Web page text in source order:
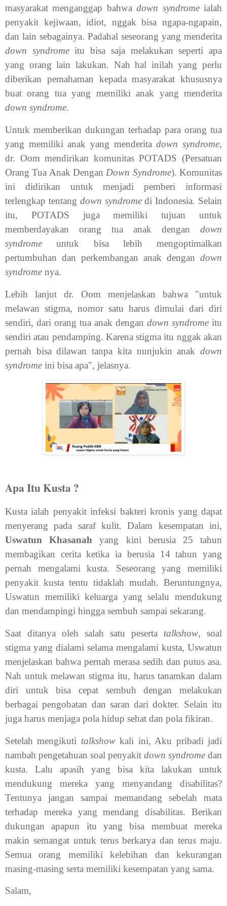
masyarakat menganggap bahwadown syndromeialah
penyakit kejiwaan, idiot, nggak bisa ngapa-ngapain,
dan lain sebagainya. Padahal seseorang yang menderita
down syndromeitu bisa saja melakukan seperti apa
yang orang lain lakukan. Nah hal inilah yang perlu
diberikan pemahaman kepada masyarakat khususnya
buat orang tua yang memiliki anak yang menderita
down syndrome.
Untuk memberikan dukungan terhadap para orang tua
yang memiliki anak yang menderitadown syndrome,
dr. Oom mendirikan komunitas POTADS (Persatuan
Orang Tua Anak Dengan Down Syndrome). Komunitas
ini didirikan untuk menjadi pemberi informasi
terlengkap tentang down syndromedi Indonesia. Selain
itu, POTADS juga memiliki tujuan untuk
memberdayakan orang tua anak dengan down
syndromeuntuk bisa lebih mengoptimalkan
pertumbuhan dan perkembangan anak dengan down
syndrome nya.
Lebih lanjut dr. Oom menjelaskan bahwa "untuk
melawan stigma, nomor satu harus dimulai dari diri
sendiri, dari orang tua anak dengan down syndrome itu
sendiri atau pendamping. Karena stigma itu nggak akan
pernah bisa dilawan tanpa kita nunjukin anak down
syndrome ini bisa apa", jelasnya.
Apa Itu Kusta ?
Kusta ialah penyakit infeksi bakteri kronis yang dapat
menyerang pada saraf kulit. Dalam kesempatan ini,
Uswatun Khasanah yang kini berusia 25 tahun
membagikan cerita ketika ia berusia 14 tahun yang
pernah mengalami kusta. Seseorang yang memiliki
penyakit kusta tentu tidaklah mudah. Beruntungnya,
Uswatun memiliki keluarga yang selalu mendukung
dan mendampingi hingga sembuh sampai sekarang.
Saat ditanya oleh salah satu peserta talkshow, soal
stigma yang dialami selama mengalami kusta, Uswatun
menjelaskan bahwa pernah merasa sedih dan putus asa.
Nah untuk melawan stigma itu, harus tanamkan dalam
diri untuk bisa cepat sembuh dengan melakukan
berbagai pengobatan dan saran dari dokter. Selain itu
juga harus menjaga pola hidup sehat dan pola fikiran.
Setelah mengikuti talkshowkali ini, Aku pribadi jadi
nambah pengetahuan soal penyakit down syndrome dan
kusta. Lalu apasih yang bisa kita lakukan untuk
mendukung mereka yang menyandang disabilitas?
Tentunya jangan sampai memandang sebelah mata
terhadap mereka yang mendang disabilitas. Berikan
dukungan apapun itu yang bisa membuat mereka
makin semangat untuk terus berkarya dan terus maju.
Semua orang memiliki kelebihan dan kekurangan
masing-masing serta memiliki kesempatan yang sama.
Salam,